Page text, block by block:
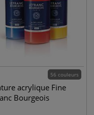
56 couleurs
acrylique Fine
Bourgeois